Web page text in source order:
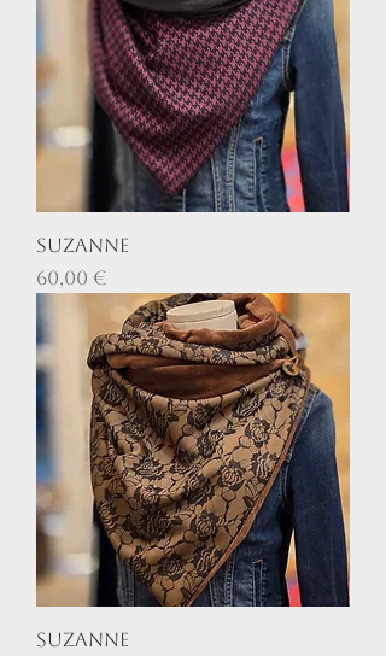
Suzanne
Prix
60,00 €
Suzanne